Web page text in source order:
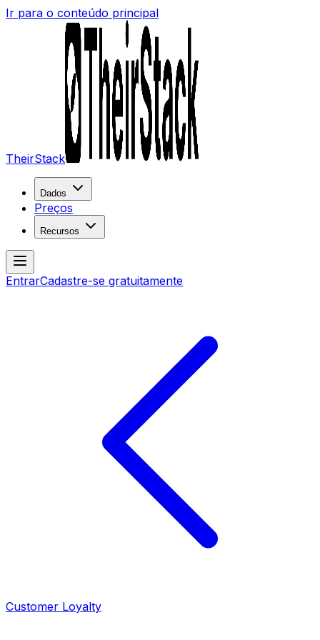
Ir para o conteúdo principal
TheirStack
Dados
Preços
Recursos
EntrarCadastre-se gratuitamente
Customer Loyalty